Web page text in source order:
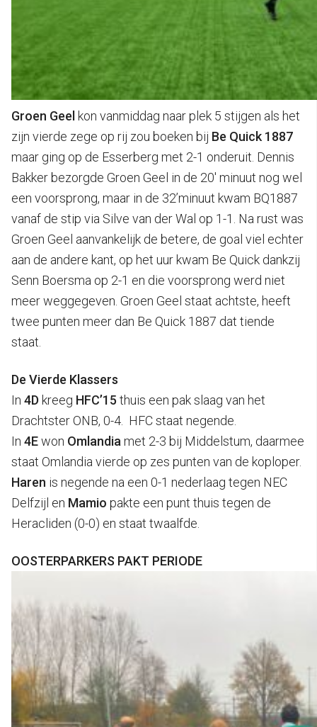
Groen Geelkon vanmiddag naar plek 5 stijgen als het
zijn vierde zege op rij zou boeken bij Be Quick 1887
maar ging op de Esserberg met 2-1 onderuit. Dennis
Bakker bezorgde Groen Geel in de 20′ minuut nog wel
een voorsprong, maar in de 32’minuut kwam BQ1887
vanaf de stip via Silve van der Wal op 1-1. Na rust was
Groen Geel aanvankelijk de betere, de goal viel echter
aan de andere kant, op het uur kwam Be Quick dankzij
Senn Boersma op 2-1 en die voorsprong werd niet
meer weggegeven. Groen Geel staat achtste, heeft
twee punten meer dan Be Quick 1887 dat tiende
staat.
De Vierde Klassers
In 4Dkreeg HFC’15 thuis een pak slaag van het
Drachtster ONB, 0-4. HFC staat negende.
In 4Ewon Omlandia met 2-3 bij Middelstum, daarmee
staat Omlandia vierde op zes punten van de koploper.
Haren is negende na een 0-1 nederlaag tegen NEC
Delfzijl en Mamio pakte een punt thuis tegen de
Heracliden (0-0) en staat twaalfde.
OOSTERPARKERS PAKT PERIODE